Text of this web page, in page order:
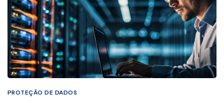
PROTEÇÃO DE DADOS